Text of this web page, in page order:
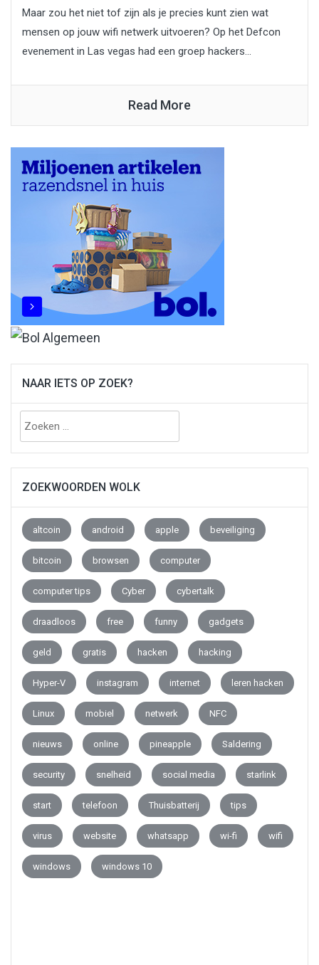
Maar zou het niet tof zijn als je precies kunt zien wat
mensen op jouw wifi netwerk uitvoeren? Op het Defcon
evenement in Las vegas had een groep hackers...
Read More
NAAR IETS OP ZOEK?
Zoeken
naar:
ZOEKWOORDEN WOLK
altcoin android apple beveiliging
bitcoin browsen computer
computer tips Cyber cybertalk
draadloos free funny gadgets
geld gratis hacken hacking
Hyper-V instagram internet leren hacken
Linux mobiel netwerk NFC
nieuws online pineapple Saldering
security snelheid social media starlink
start telefoon Thuisbatterij tips
virus website whatsapp wi-fi wifi
windows windows 10